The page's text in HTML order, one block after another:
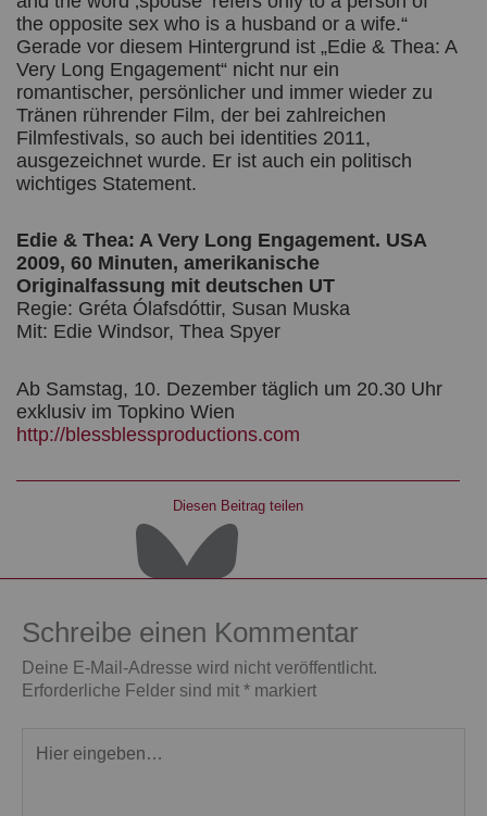
the opposite sex who is a husband or a wife.“
Gerade vor diesem Hintergrund ist „Edie & Thea: A
Very Long Engagement“ nicht nur ein
romantischer, persönlicher und immer wieder zu
Tränen rührender Film, der bei zahlreichen
Filmfestivals, so auch bei identities 2011,
ausgezeichnet wurde. Er ist auch ein politisch
wichtiges Statement.
Edie & Thea: A Very Long Engagement. USA
2009, 60 Minuten, amerikanische
Originalfassung mit deutschen UT
Regie: Gréta Ólafsdóttir, Susan Muska
Mit: Edie Windsor, Thea Spyer
Ab Samstag, 10. Dezember täglich um 20.30 Uhr
exklusiv im Topkino Wien
http://blessblessproductions.com
Diesen Beitrag teilen
Schreibe einen Kommentar
Deine E-Mail-Adresse wird nicht veröffentlicht.
Erforderliche Felder sind mit * markiert
eingeben…